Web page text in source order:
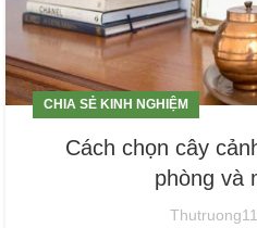
CHIA SẺ KINH NGHIỆM
Cách chọn cây
phòng và